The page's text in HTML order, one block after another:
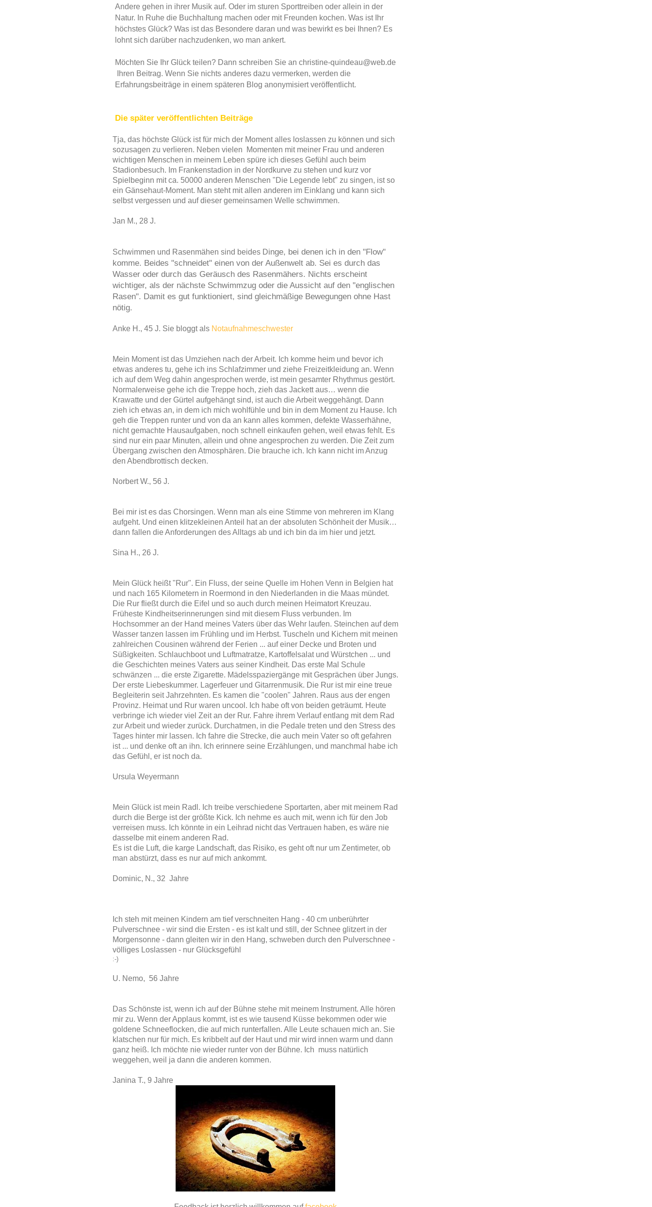
Andere gehen in ihrer Musik auf. Oder im sturen Sporttreiben oder allein in der
Natur. In Ruhe die Buchhaltung machen oder mit Freunden kochen. Was ist Ihr
höchstes Glück? Was ist das Besondere daran und was bewirkt es bei Ihnen? Es
lohnt sich darüber nachzudenken, wo man ankert.
Möchten Sie Ihr Glück teilen? Dann schreiben Sie an christine-quindeau@web.de
Ihren Beitrag. Wenn Sie nichts anderes dazu vermerken, werden die
Erfahrungsbeiträge in einem späteren Blog anonymisiert veröffentlicht.
Die später veröffentlichten Beiträge
Tja, das höchste Glück ist für mich der Moment alles loslassen zu können und sich
sozusagen zu verlieren. Neben vielen Momenten mit meiner Frau und anderen
wichtigen Menschen in meinem Leben spüre ich dieses Gefühl auch beim
Stadionbesuch. Im Frankenstadion in der Nordkurve zu stehen und kurz vor
Spielbeginn mit ca. 50000 anderen Menschen "Die Legende lebt" zu singen, ist so
ein Gänsehaut-Moment. Man steht mit allen anderen im Einklang und kann sich
selbst vergessen und auf dieser gemeinsamen Welle schwimmen.
Jan M., 28 J.
Schwimmen und Rasenmähen sind beides Dinge, bei denen ich in den "Flow"
komme. Beides "schneidet" einen von der Außenwelt ab. Sei es durch das
Wasser oder durch das Geräusch des Rasenmähers. Nichts erscheint
wichtiger, als der nächste Schwimmzug oder die Aussicht auf den "englischen
Rasen". Damit es gut funktioniert, sind gleichmäßige Bewegungen ohne Hast
nötig.
Anke H., 45 J. Sie bloggt als Notaufnahmeschwester
Mein Moment ist das Umziehen nach der Arbeit. Ich komme heim und bevor ich
etwas anderes tu, gehe ich ins Schlafzimmer und ziehe Freizeitkleidung an. Wenn
ich auf dem Weg dahin angesprochen werde, ist mein gesamter Rhythmus gestört.
Normalerweise gehe ich die Treppe hoch, zieh das Jackett aus… wenn die
Krawatte und der Gürtel aufgehängt sind, ist auch die Arbeit weggehängt. Dann
zieh ich etwas an, in dem ich mich wohlfühle und bin in dem Moment zu Hause. Ich
geh die Treppen runter und von da an kann alles kommen, defekte Wasserhähne,
nicht gemachte Hausaufgaben, noch schnell einkaufen gehen, weil etwas fehlt. Es
sind nur ein paar Minuten, allein und ohne angesprochen zu werden. Die Zeit zum
Übergang zwischen den Atmosphären. Die brauche ich. Ich kann nicht im Anzug
den Abendbrottisch decken.
Norbert W., 56 J.
Bei mir ist es das Chorsingen. Wenn man als eine Stimme von mehreren im Klang
aufgeht. Und einen klitzekleinen Anteil hat an der absoluten Schönheit der Musik…
dann fallen die Anforderungen des Alltags ab und ich bin da im hier und jetzt.
Sina H., 26 J.
Mein Glück heißt "Rur". Ein Fluss, der seine Quelle im Hohen Venn in Belgien hat
und nach 165 Kilometern in Roermond in den Niederlanden in die Maas mündet.
Die Rur fließt durch die Eifel und so auch durch meinen Heimatort Kreuzau.
Früheste Kindheitserinnerungen sind mit diesem Fluss verbunden. Im
Hochsommer an der Hand meines Vaters über das Wehr laufen. Steinchen auf dem
Wasser tanzen lassen im Frühling und im Herbst. Tuscheln und Kichern mit meinen
zahlreichen Cousinen während der Ferien ... auf einer Decke und Broten und
Süßigkeiten. Schlauchboot und Luftmatratze, Kartoffelsalat und Würstchen ... und
die Geschichten meines Vaters aus seiner Kindheit. Das erste Mal Schule
schwänzen ... die erste Zigarette. Mädelsspaziergänge mit Gesprächen über Jungs.
Der erste Liebeskummer. Lagerfeuer und Gitarrenmusik. Die Rur ist mir eine treue
Begleiterin seit Jahrzehnten. Es kamen die "coolen" Jahren. Raus aus der engen
Provinz. Heimat und Rur waren uncool. Ich habe oft von beiden geträumt. Heute
verbringe ich wieder viel Zeit an der Rur. Fahre ihrem Verlauf entlang mit dem Rad
zur Arbeit und wieder zurück. Durchatmen, in die Pedale treten und den Stress des
Tages hinter mir lassen. Ich fahre die Strecke, die auch mein Vater so oft gefahren
ist ... und denke oft an ihn. Ich erinnere seine Erzählungen, und manchmal habe ich
das Gefühl, er ist noch da.
Ursula Weyermann
Mein Glück ist mein Radl. Ich treibe verschiedene Sportarten, aber mit meinem Rad
durch die Berge ist der größte Kick. Ich nehme es auch mit, wenn ich für den Job
verreisen muss. Ich könnte in ein Leihrad nicht das Vertrauen haben, es wäre nie
dasselbe mit einem anderen Rad.
Es ist die Luft, die karge Landschaft, das Risiko, es geht oft nur um Zentimeter, ob
man abstürzt, dass es nur auf mich ankommt.
Dominic, N., 32 Jahre
Ich steh mit meinen Kindern am tief verschneiten Hang - 40 cm unberührter
Pulverschnee - wir sind die Ersten - es ist kalt und still, der Schnee glitzert in der
Morgensonne - dann gleiten wir in den Hang, schweben durch den Pulverschnee -
völliges Loslassen - nur Glücksgefühl
:-)
U. Nemo, 56 Jahre
Das Schönste ist, wenn ich auf der Bühne stehe mit meinem Instrument. Alle hören
mir zu. Wenn der Applaus kommt, ist es wie tausend Küsse bekommen oder wie
goldene Schneeflocken, die auf mich runterfallen. Alle Leute schauen mich an. Sie
klatschen nur für mich. Es kribbelt auf der Haut und mir wird innen warm und dann
ganz heiß. Ich möchte nie wieder runter von der Bühne. Ich muss natürlich
weggehen, weil ja dann die anderen kommen.
Janina T., 9 Jahre